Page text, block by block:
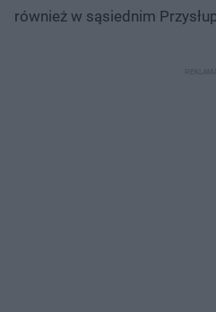
również w sąsiednim